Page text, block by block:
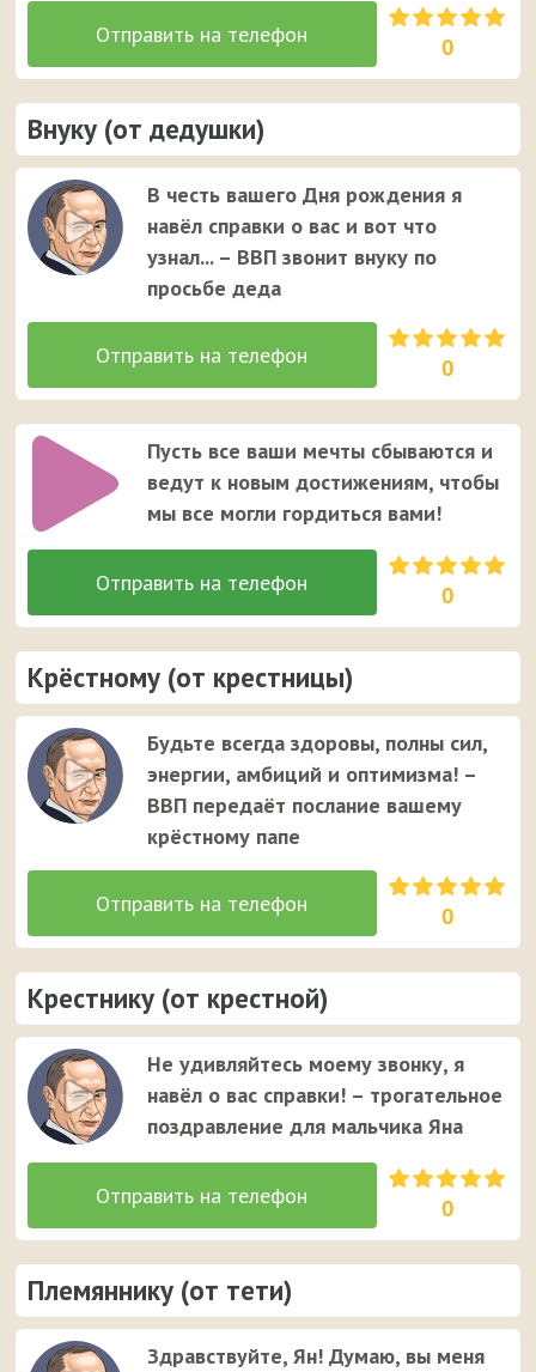
0
Внуку (от дедушки)
В честь вашего Дня рождения я
навёл справки о вас и вот что
узнал... – ВВП звонит внуку по
просьбе деда
0
Пусть все ваши мечты сбываются и
ведут к новым достижениям, чтобы
мы все могли гордиться вами!
0
Крёстному (от крестницы)
Будьте всегда здоровы, полны сил,
энергии, амбиций и оптимизма! –
ВВП передаёт послание вашему
крёстному папе
0
Крестнику (от крестной)
Не удивляйтесь моему звонку, я
навёл о вас справки! – трогательное
поздравление для мальчика Яна
0
Племяннику (от тети)
Здравствуйте, Ян! Думаю, вы меня